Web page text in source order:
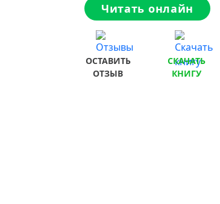
Читать онлайн
ОСТАВИТЬ
ОТЗЫВ
СКАЧАТЬ
КНИГУ